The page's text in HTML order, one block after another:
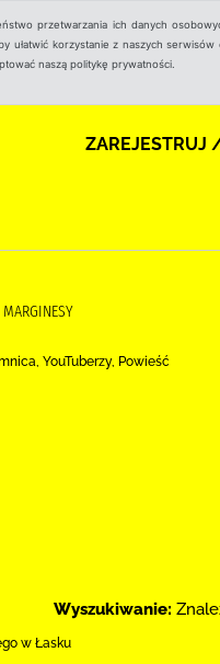
przetwarzania ich danych
korzystanie z naszych
naszą politykę prywatności.
ZAREJESTRUJ
YouTuberzy, Powieść
Wyszukiwanie:
w Łasku